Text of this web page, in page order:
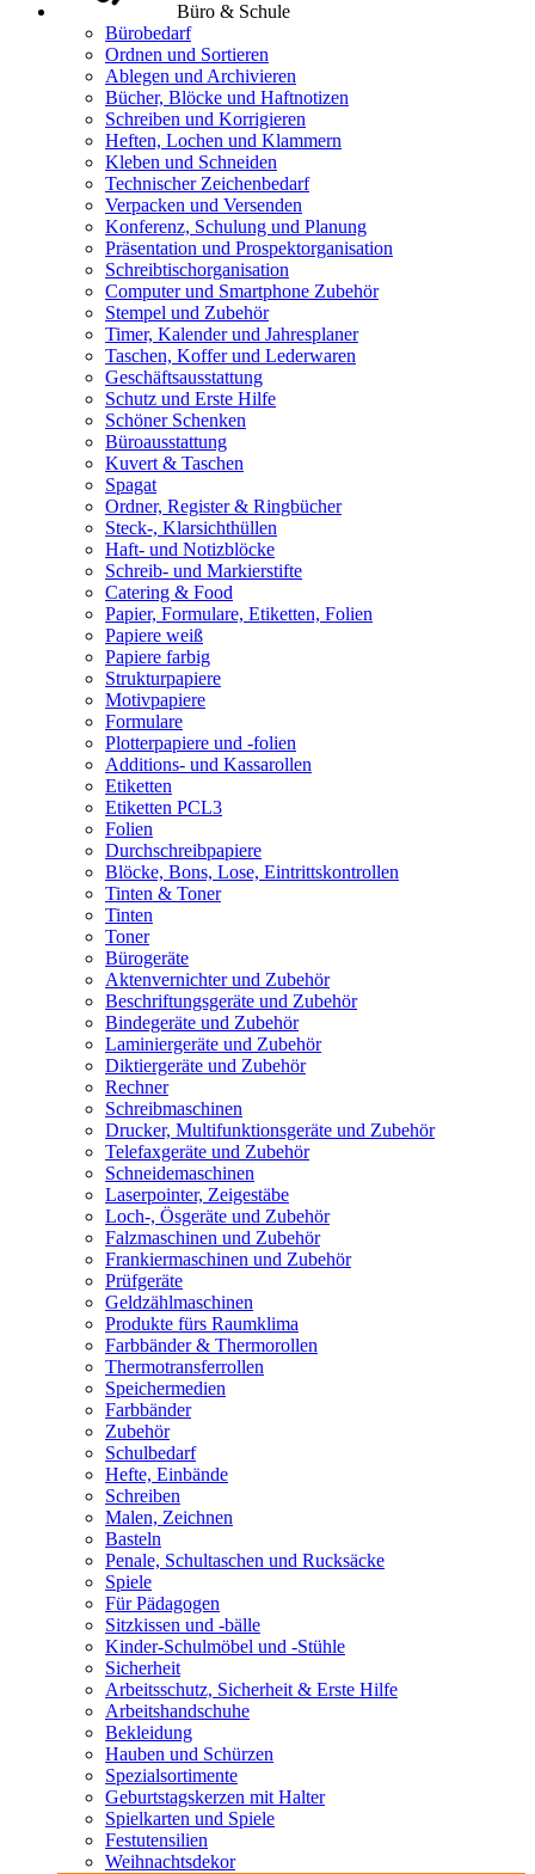
Büro & Schule
Bürobedarf
Ordnen und Sortieren
Ablegen und Archivieren
Bücher, Blöcke und Haftnotizen
Schreiben und Korrigieren
Heften, Lochen und Klammern
Kleben und Schneiden
Technischer Zeichenbedarf
Verpacken und Versenden
Konferenz, Schulung und Planung
Präsentation und Prospektorganisation
Schreibtischorganisation
Computer und Smartphone Zubehör
Stempel und Zubehör
Timer, Kalender und Jahresplaner
Taschen, Koffer und Lederwaren
Geschäftsausstattung
Schutz und Erste Hilfe
Schöner Schenken
Büroausstattung
Kuvert & Taschen
Spagat
Ordner, Register & Ringbücher
Steck-, Klarsichthüllen
Haft- und Notizblöcke
Schreib- und Markierstifte
Catering & Food
Papier, Formulare, Etiketten, Folien
Papiere weiß
Papiere farbig
Strukturpapiere
Motivpapiere
Formulare
Plotterpapiere und -folien
Additions- und Kassarollen
Etiketten
Etiketten PCL3
Folien
Durchschreibpapiere
Blöcke, Bons, Lose, Eintrittskontrollen
Tinten & Toner
Tinten
Toner
Bürogeräte
Aktenvernichter und Zubehör
Beschriftungsgeräte und Zubehör
Bindegeräte und Zubehör
Laminiergeräte und Zubehör
Diktiergeräte und Zubehör
Rechner
Schreibmaschinen
Drucker, Multifunktionsgeräte und Zubehör
Telefaxgeräte und Zubehör
Schneidemaschinen
Laserpointer, Zeigestäbe
Loch-, Ösgeräte und Zubehör
Falzmaschinen und Zubehör
Frankiermaschinen und Zubehör
Prüfgeräte
Geldzählmaschinen
Produkte fürs Raumklima
Farbbänder & Thermorollen
Thermotransferrollen
Speichermedien
Farbbänder
Zubehör
Schulbedarf
Hefte, Einbände
Schreiben
Malen, Zeichnen
Basteln
Penale, Schultaschen und Rucksäcke
Spiele
Für Pädagogen
Sitzkissen und -bälle
Kinder-Schulmöbel und -Stühle
Sicherheit
Arbeitsschutz, Sicherheit & Erste Hilfe
Arbeitshandschuhe
Bekleidung
Hauben und Schürzen
Spezialsortimente
Geburtstagskerzen mit Halter
Spielkarten und Spiele
Festutensilien
Weihnachtsdekor